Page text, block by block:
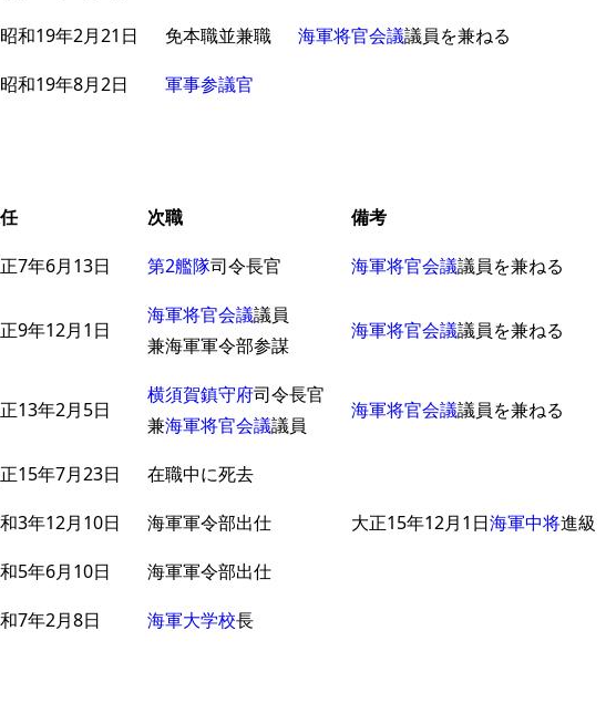
昭和19年2月21日 免本職並兼職 海軍将官会議議員を兼ねる
昭和19年8月2日 軍事参議官
次職
備考
7年6月13日 第2艦隊司令長官 海軍将官会議議員を兼ねる
9年12月1日
海軍将官会議議員
兼海軍軍令部参謀
海軍将官会議議員を兼ねる
13年2月5日
横須賀鎮守府司令長官
兼海軍将官会議議員
海軍将官会議議員を兼ねる
15年7月23日
在職中に死去
3年12月10日 海軍軍令部出仕 大正15年12月1日海軍中将進級
5年6月10日
海軍軍令部出仕
7年2月8日 海軍大学校長